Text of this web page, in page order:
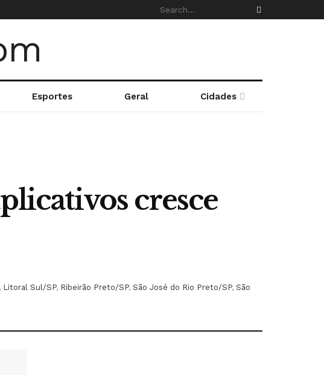
Esportes Geral Cidades
cresce
Litoral Sul/SP, Ribeirão Preto/SP, São José do Rio Preto/SP, São